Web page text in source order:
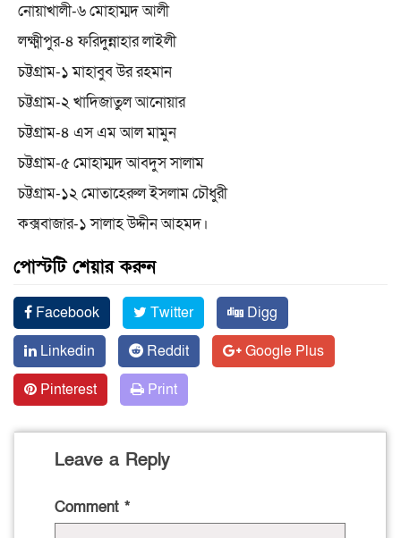
নোয়াখালী-৬ মোহাম্মদ আলী
লক্ষ্মীপুর-৪ ফরিদুন্নাহার লাইলী
চট্টগ্রাম-১ মাহাবুব উর রহমান
চট্টগ্রাম-২ খাদিজাতুল আনোয়ার
চট্টগ্রাম-৪ এস এম আল মামুন
চট্টগ্রাম-৫ মোহাম্মদ আবদুস সালাম
চট্টগ্রাম-১২ মোতাহেরুল ইসলাম চৌধুরী
কক্সবাজার-১ সালাহ উদ্দীন আহমদ।
পোস্টটি শেয়ার করুন
Facebook Twitter
Digg
Linkedin
Reddit
Google Plus
Pinterest
Print
Leave a Reply
Comment *